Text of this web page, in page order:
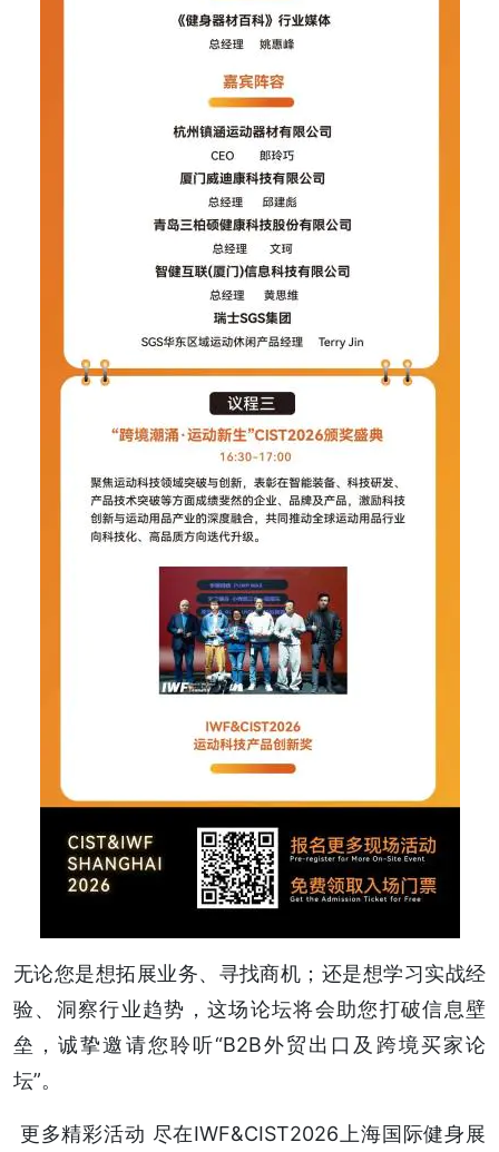
无论您是想拓展业务、寻找商机；还是想学习实战经
验、洞察行业趋势，这场论坛将会助您打破信息壁
垒，诚挚邀请您聆听“B2B外贸出口及跨境买家论
坛”。
更多精彩活动 尽在IWF&CIST2026上海国际健身展